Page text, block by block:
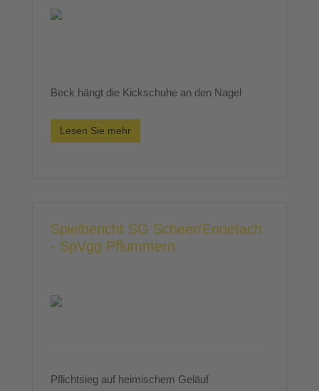
Beck hängt die Kickschuhe an den Nagel
Lesen Sie mehr
Spielbericht SG Scheer/Ennetach
- SpVgg Pflummern
Pflichtsieg auf heimischem Geläuf